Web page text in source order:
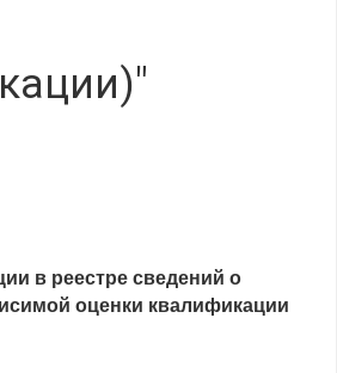
в реестре сведений о
оценки квалификации